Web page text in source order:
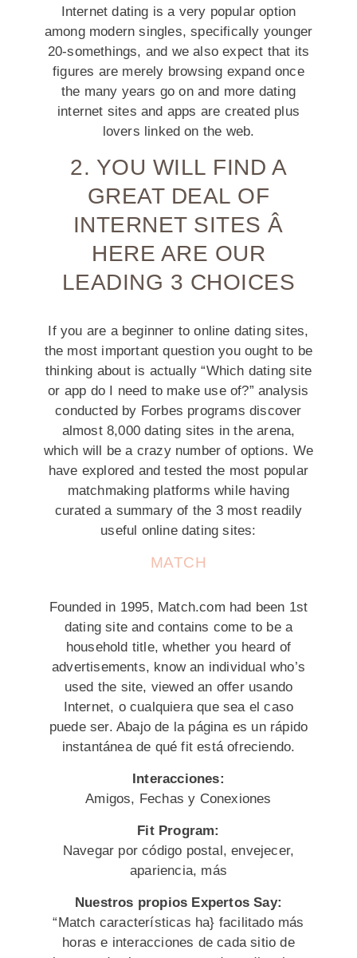
Internet dating is a very popular option
among modern singles, specifically younger
20-somethings, and we also expect that its
figures are merely browsing expand once
the many years go on and more dating
internet sites and apps are created plus
lovers linked on the web.
2. YOU WILL FIND A
GREAT DEAL OF
INTERNET SITES Â
HERE ARE OUR
LEADING 3 CHOICES
If you are a beginner to online dating sites,
the most important question you ought to be
thinking about is actually “Which dating site
or app do I need to make use of?” analysis
conducted by Forbes programs discover
almost 8,000 dating sites in the arena,
which will be a crazy number of options. We
have explored and tested the most popular
matchmaking platforms while having
curated a summary of the 3 most readily
useful online dating sites:
MATCH
Founded in 1995, Match.com had been 1st
dating site and contains come to be a
household title, whether you heard of
advertisements, know an individual who’s
used the site, viewed an offer usando
Internet, o cualquiera que sea el caso
puede ser. Abajo de la página es un rápido
instantánea de qué fit está ofreciendo.
Interacciones:
Amigos, Fechas y Conexiones
Fit Program:
Navegar por código postal, envejecer,
apariencia, más
Nuestros propios Expertos Say:
“Match características ha} facilitado más
horas e interacciones de cada sitio de